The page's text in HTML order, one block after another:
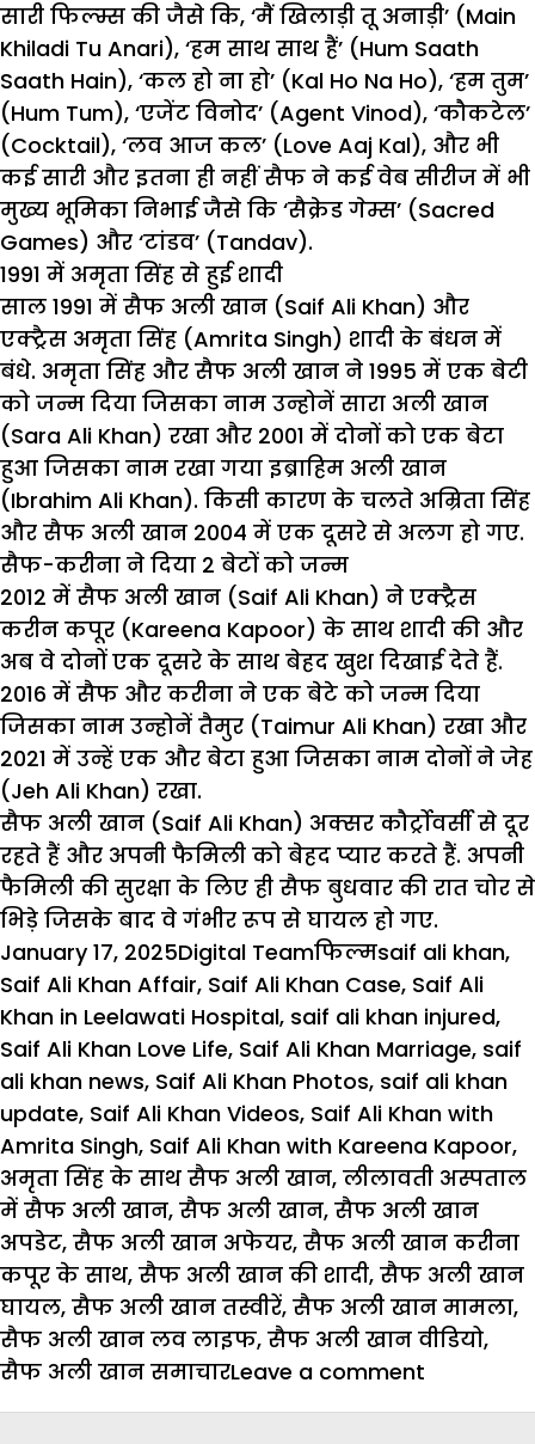
सारी फिल्म्स की जैसे कि, ‘मैं खिलाड़ी तू अनाड़ी’ (Main
Khiladi Tu Anari), ‘हम साथ साथ हैं’ (Hum Saath
Saath Hain), ‘कल हो ना हो’ (Kal Ho Na Ho), ‘हम तुम’
(Hum Tum), ‘एजेंट विनोद’ (Agent Vinod), ‘कौकटेल’
(Cocktail), ‘लव आज कल’ (Love Aaj Kal), और भी
कई सारी और इतना ही नहीं सैफ ने कई वेब सीरीज में भी
मुख्य भूमिका निभाई जैसे कि ‘सैक्रेड गेम्स’ (Sacred
Games) और ‘टांडव’ (Tandav).
1991 में अमृता सिंह से हुई शादी
साल 1991 में सैफ अली खान (Saif Ali Khan) और
एक्ट्रैस अमृता सिंह (Amrita Singh) शादी के बंधन में
बंधे. अमृता सिंह और सैफ अली खान ने 1995 में एक बेटी
को जन्म दिया जिसका नाम उन्होनें सारा अली खान
(Sara Ali Khan) रखा और 2001 में दोनों को एक बेटा
हुआ जिसका नाम रखा गया इब्राहिम अली खान
(Ibrahim Ali Khan). किसी कारण के चलते अम्रिता सिंह
और सैफ अली खान 2004 में एक दूसरे से अलग हो गए.
सैफ-करीना ने दिया 2 बेटों को जन्म
2012 में सैफ अली खान (Saif Ali Khan) ने एक्ट्रैस
करीन कपूर (Kareena Kapoor) के साथ शादी की और
अब वे दोनों एक दूसरे के साथ बेहद खुश दिखाई देते हैं.
2016 में सैफ और करीना ने एक बेटे को जन्म दिया
जिसका नाम उन्होनें तैमुर (Taimur Ali Khan) रखा और
2021 में उन्हें एक और बेटा हुआ जिसका नाम दोनों ने जेह
(Jeh Ali Khan) रखा.
सैफ अली खान (Saif Ali Khan) अक्सर कौर्ट्रोवर्सी से दूर
रहते हैं और अपनी फैमिली को बेहद प्यार करते हैं. अपनी
फैमिली की सुरक्षा के लिए ही सैफ बुधवार की रात चोर से
भिड़े जिसके बाद वे गंभीर रूप से घायल हो गए.
Posted
on
January 17, 2025Author
Digital TeamCategories
फिल्मTags
saif ali khan,
Saif Ali Khan Affair, Saif Ali Khan Case, Saif Ali
Khan in Leelawati Hospital, saif ali khan injured,
Saif Ali Khan Love Life, Saif Ali Khan Marriage, saif
ali khan news, Saif Ali Khan Photos, saif ali khan
update, Saif Ali Khan Videos, Saif Ali Khan with
Amrita Singh, Saif Ali Khan with Kareena Kapoor,
अमृता सिंह के साथ सैफ अली खान, लीलावती अस्पताल
में सैफ अली खान, सैफ अली खान, सैफ अली खान
अपडेट, सैफ अली खान अफेयर, सैफ अली खान करीना
कपूर के साथ, सैफ अली खान की शादी, सैफ अली खान
घायल, सैफ अली खान तस्वीरें, सैफ अली खान मामला,
सैफ अली खान लव लाइफ, सैफ अली खान वीडियो,
सैफ अली खान समाचारLeave a comment